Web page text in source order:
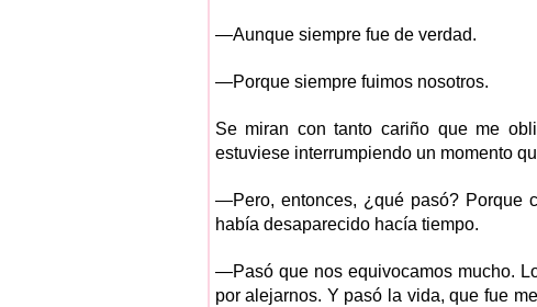
—Aunque siempre fue de verdad.
—Porque siempre fuimos nosotros.
Se miran con tanto cariño que me
estuviese interrumpiendo un momento
—Pero, entonces, ¿qué pasó? Porque
había desaparecido hacía tiempo.
—Pasó que nos equivocamos mucho.
por alejarnos. Y pasó la vida, que fue